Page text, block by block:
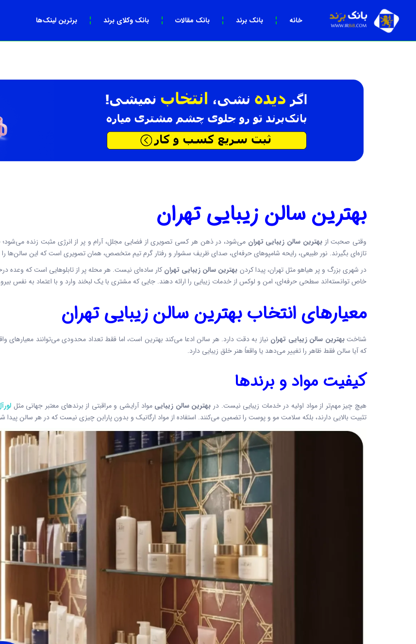
خانه بانک برند بانک مقالات بانک وکلای برند برترین لینک‌ها
بهترین سالن زیبایی تهران
وقتی صحبت ازبهترین سالن زیبایی تهران می‌شود، در ذهن هر کسی تصویری از فضایی مجلل، آرام و پر از انرژی مثبت زنده
تازه‌ای بگیرند. نور طبیعی، رایحه شامپوهای حرفه‌ای، صدای ظریف سشوار و رفتار گرم تیم متخصص، همان تصویری است که این سالن‌ها
در شهری بزرگ و پر هیاهو مثل تهران، پیدا کردن بهترین سالن زیبایی تهران کار ساده‌ای نیست. هر محله پر از تابلوهایی است که
خاص توانسته‌اند سطحی حرفه‌ای، امن و لوکس از خدمات زیبایی را ارائه دهند. جایی که مشتری با یک لبخند وارد و با اعتماد به نفس
معیارهای انتخاببهترین سالن زیبایی تهران
شناختبهترین سالن زیبایی تهران نیاز به دقت دارد. هر سالن ادعا می‌کند بهترین است، اما فقط تعداد محدودی می‌توانند معیارهای
که آیا سالن فقط ظاهر را تغییر می‌دهد یا واقعاً هنر خلق زیبایی دارد.
کیفیت مواد و برندها
هیچ چیز مهم‌تر از مواد اولیه در خدمات زیبایی نیست. در بهترین سالن زیباییمواد آرایشی و مراقبتی از برندهای معتبر جهانی مثل
تثبیت بالایی دارند، بلکه سلامت مو و پوست را تضمین می‌کنند. استفاده از مواد ارگانیک و بدون پارابن چیزی نیست که در هر سالن پیدا